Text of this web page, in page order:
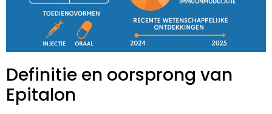
Definitie en oorsprong van
Epitalon